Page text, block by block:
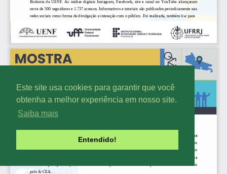
Este site usa cookies para garantir que você
obtenha a melhor experiência em nosso site.
Saiba mais
Entendido!